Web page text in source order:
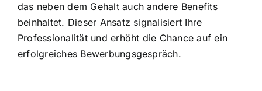
das neben dem Gehalt auch andere Benefits
beinhaltet. Dieser Ansatz signalisiert Ihre
Professionalität und erhöht die Chance auf ein
erfolgreiches Bewerbungsgespräch.